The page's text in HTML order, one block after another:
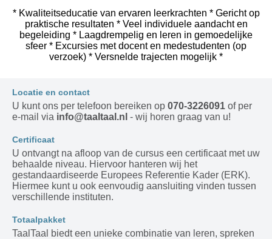
* Kwaliteitseducatie van ervaren leerkrachten * Gericht op
praktische resultaten * Veel individuele aandacht en
begeleiding * Laagdrempelig en leren in gemoedelijke
sfeer * Excursies met docent en medestudenten (op
verzoek) * Versnelde trajecten mogelijk *
Locatie en contact
U kunt ons per telefoon bereiken op 070-3226091 of per
e-mail via info@taaltaal.nl - wij horen graag van u!
Certificaat
U ontvangt na afloop van de cursus een certificaat met uw
behaalde niveau. Hiervoor hanteren wij het
gestandaardiseerde Europees Referentie Kader (ERK).
Hiermee kunt u ook eenvoudig aansluiting vinden tussen
verschillende instituten.
Totaalpakket
TaalTaal biedt een unieke combinatie van leren, spreken